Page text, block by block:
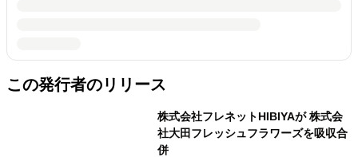
この発行者のリリース
株式会社フレネットHIBIYAが 株式会
社大田フレッシュフラワーズを吸収合
併